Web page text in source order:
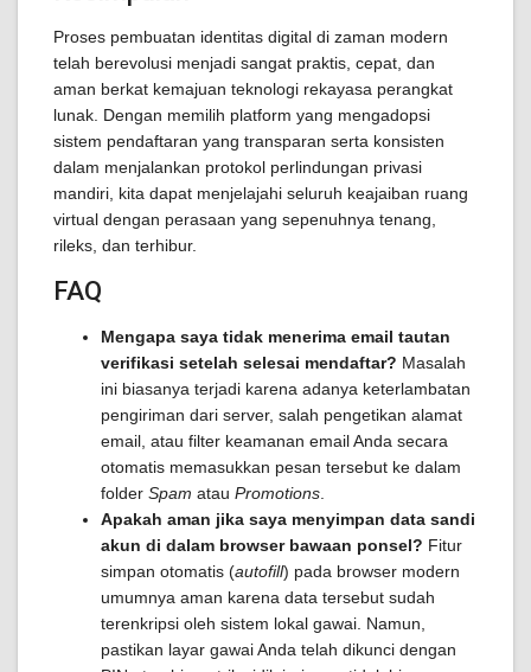
Proses pembuatan identitas digital di zaman modern
telah berevolusi menjadi sangat praktis, cepat, dan
aman berkat kemajuan teknologi rekayasa perangkat
lunak. Dengan memilih platform yang mengadopsi
sistem pendaftaran yang transparan serta konsisten
dalam menjalankan protokol perlindungan privasi
mandiri, kita dapat menjelajahi seluruh keajaiban ruang
virtual dengan perasaan yang sepenuhnya tenang,
rileks, dan terhibur.
FAQ
Mengapa saya tidak menerima email tautan
verifikasi setelah selesai mendaftar? Masalah
ini biasanya terjadi karena adanya keterlambatan
pengiriman dari server, salah pengetikan alamat
email, atau filter keamanan email Anda secara
otomatis memasukkan pesan tersebut ke dalam
folder Spam atau Promotions
Apakah aman jika saya menyimpan data sandi
akun di dalam browser bawaan ponsel? Fitur
simpan otomatis (autofill) pada browser modern
umumnya aman karena data tersebut sudah
terenkripsi oleh sistem lokal gawai. Namun,
pastikan layar gawai Anda telah dikunci dengan